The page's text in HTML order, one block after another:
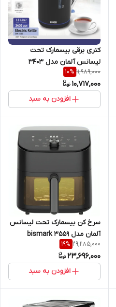
کتری برقی بیسمارک تحت
لیسانس آلمان مدل 3403
bismark
11,989,000
10%
10,717,000
افزودن به سبد
سرخ کن بیسمارک تحت لیسانس
آلمان مدل bismark 3559
29,285,000
19%
23,696,000
افزودن به سبد